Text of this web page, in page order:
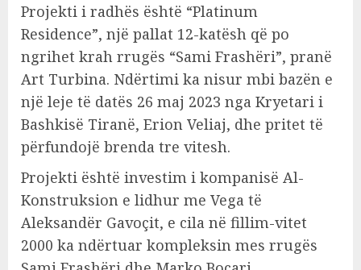
Projekti i radhës është “Platinum
Residence”, një pallat 12-katësh që po
ngrihet krah rrugës “Sami Frashëri”, pranë
Art Turbina. Ndërtimi ka nisur mbi bazën e
një leje të datës 26 maj 2023 nga Kryetari i
Bashkisë Tiranë, Erion Veliaj, dhe pritet të
përfundojë brenda tre vitesh.
Projekti është investim i kompanisë Al-
Konstruksion e lidhur me Vega të
Aleksandër Gavoçit, e cila në fillim-vitet
2000 ka ndërtuar kompleksin mes rrugës